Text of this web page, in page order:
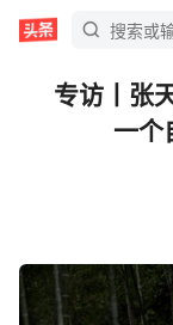
专访丨张
一个